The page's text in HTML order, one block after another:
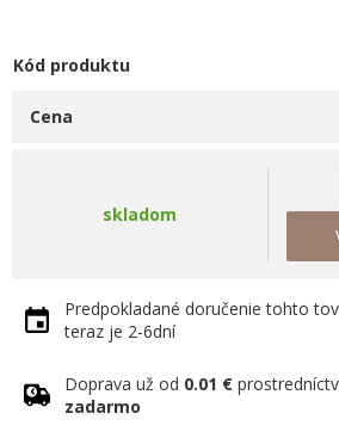
Kód produktu
Cena
skladom
Predpokladané doručenie tohto
teraz je 2-6dní
Doprava už od 0.01 €
zadarmo